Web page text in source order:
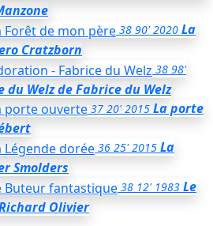
38 90' 2020 La
Cratzborn
38 98'
du Welzde Fabrice du Welz
37 20' 2015 La porte
36 25' 2015 La
Smolders
38 12' 1983 Le
Olivier